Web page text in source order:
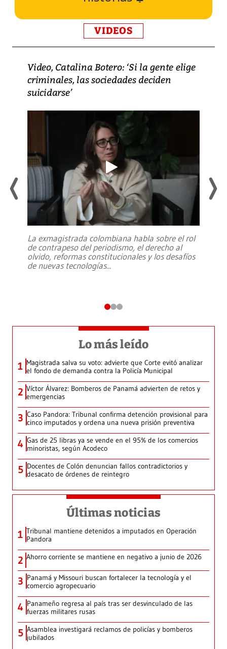
VIDEOS
Video, Catalina Botero: ‘Si la gente elige
criminales, las sociedades deciden
suicidarse’
La exmagistrada colombiana habla sobre el rol
de contrapeso del periodismo, el derecho al
olvido, reformas constitucionales y los desafíos
de nuevas tecnologías...
Lo más leído
1 Magistrada salva su voto: advierte que Corte evitó analizar
el fondo de demanda contra la Policía Municipal
2 Víctor Álvarez: Bomberos de Panamá advierten de retos y
emergencias
3 Caso Pandora: Tribunal confirma detención provisional para
cinco imputados y ordena una nueva prisión preventiva
4 Gas de 25 libras ya se vende en el 95% de los comercios
minoristas, según Acodeco
5 Docentes de Colón denuncian fallos contradictorios y
desacato de órdenes de reintegro
Últimas noticias
1 Tribunal mantiene detenidos a imputados en Operación
Pandora
2 Ahorro corriente se mantiene en negativo a junio de 2026
3 Panamá y Missouri buscan fortalecer la tecnología y el
comercio agropecuario
4 Panameño regresa al país tras ser desvinculado de las
fuerzas militares rusas
5 Asamblea investigará reclamos de policías y bomberos
jubilados